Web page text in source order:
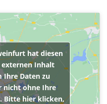
hat diesen
Inhalt
Ihre Daten zu
nicht ohne Ihre
Bitte hier klicken,